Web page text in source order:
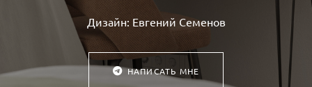
Дизайн: Евгений Семенов
НАПИСАТЬ МНЕ